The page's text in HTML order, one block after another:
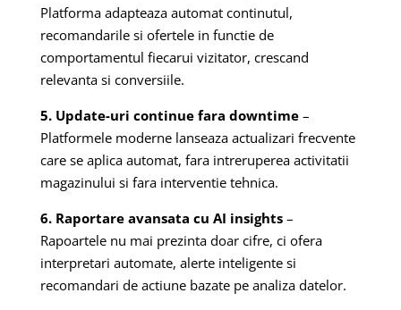
Platforma adapteaza automat continutul,
recomandarile si ofertele in functie de
comportamentul fiecarui vizitator, crescand
relevanta si conversiile.
5. Update-uri continue fara downtime–
Platformele moderne lanseaza actualizari frecvente
care se aplica automat, fara intreruperea activitatii
magazinului si fara interventie tehnica.
6. Raportare avansata cu AI insights–
Rapoartele nu mai prezinta doar cifre, ci ofera
interpretari automate, alerte inteligente si
recomandari de actiune bazate pe analiza datelor.